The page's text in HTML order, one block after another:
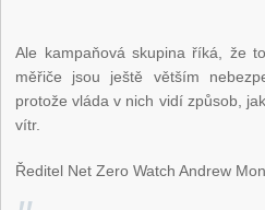
Ale kampaňová skupina říká, že
měřiče jsou ještě větším
protože vláda v nich vidí způsob,
vítr.
Ředitel Net Zero Watch Andrew